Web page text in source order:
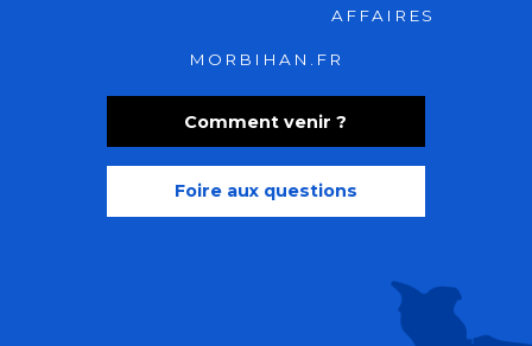
Comment venir ?
Foire aux questions
AFFAIRES
MORBIHAN.FR